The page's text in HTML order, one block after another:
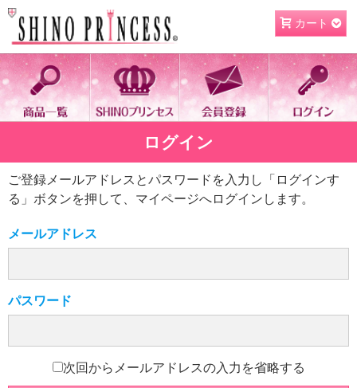
カート
ログイン
ご登録メールアドレスとパスワードを入力し「ログインす
る」ボタンを押して、マイページへログインします。
メールアドレス
パスワード
次回からメールアドレスの入力を省略する